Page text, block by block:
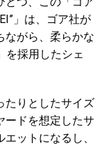
」は、ゴア社が
ながら、柔らかな
を採用したシェ
たりとしたサイズ
ードを想定したサ
ットになるし、